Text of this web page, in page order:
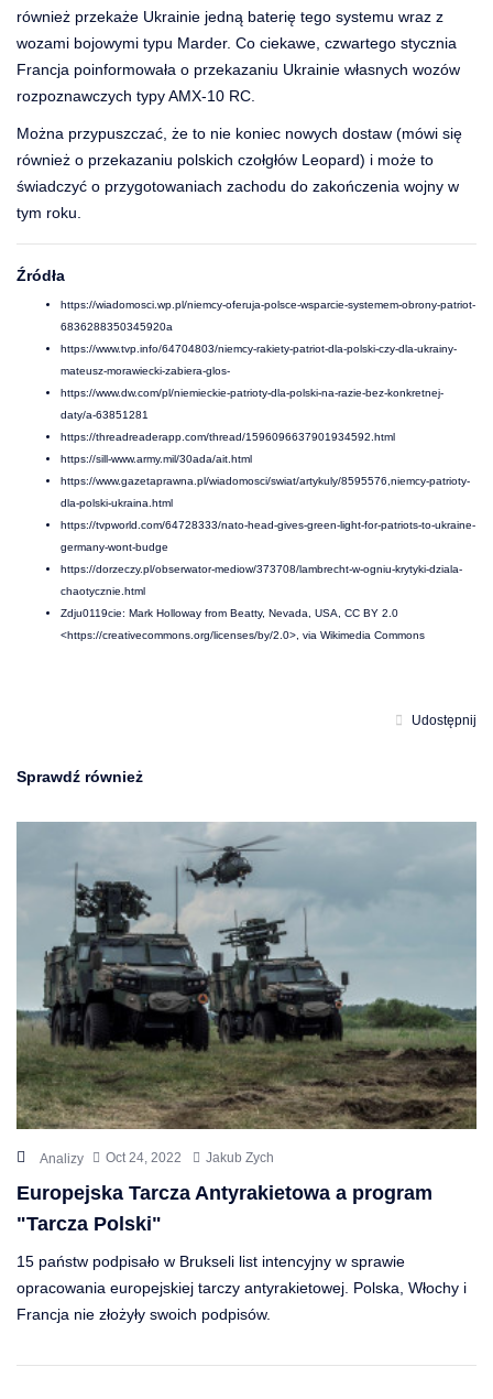
również przekaże Ukrainie jedną baterię tego systemu wraz z
wozami bojowymi typu Marder. Co ciekawe, czwartego stycznia
Francja poinformowała o przekazaniu Ukrainie własnych wozów
rozpoznawczych typy AMX-10 RC.
Można przypuszczać, że to nie koniec nowych dostaw (mówi się
również o przekazaniu polskich czołgłów Leopard) i może to
świadczyć o przygotowaniach zachodu do zakończenia wojny w
tym roku.
Źródła
https://wiadomosci.wp.pl/niemcy-oferuja-polsce-wsparcie-systemem-obrony-patriot-
6836288350345920a
https://www.tvp.info/64704803/niemcy-rakiety-patriot-dla-polski-czy-dla-ukrainy-
mateusz-morawiecki-zabiera-glos-
https://www.dw.com/pl/niemieckie-patrioty-dla-polski-na-razie-bez-konkretnej-
daty/a-63851281
https://threadreaderapp.com/thread/1596096637901934592.html
https://sill-www.army.mil/30ada/ait.html
https://www.gazetaprawna.pl/wiadomosci/swiat/artykuly/8595576,niemcy-patrioty-
dla-polski-ukraina.html
https://tvpworld.com/64728333/nato-head-gives-green-light-for-patriots-to-ukraine-
germany-wont-budge
https://dorzeczy.pl/obserwator-mediow/373708/lambrecht-w-ogniu-krytyki-dziala-
chaotycznie.html
Zdju0119cie: Mark Holloway from Beatty, Nevada, USA, CC BY 2.0
<https://creativecommons.org/licenses/by/2.0>, via Wikimedia Commons
Udostępnij
Sprawdź również
Analizy Oct 24, 2022 Jakub Zych
Europejska Tarcza Antyrakietowa a program
"Tarcza Polski"
15 państw podpisało w Brukseli list intencyjny w sprawie
opracowania europejskiej tarczy antyrakietowej. Polska, Włochy i
Francja nie złożyły swoich podpisów.